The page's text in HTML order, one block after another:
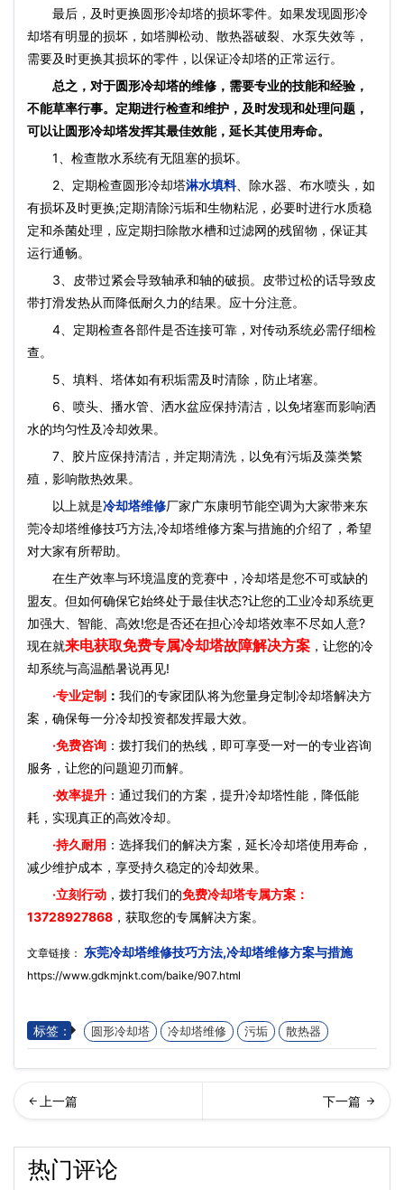
最后，及时更换圆形冷却塔的损坏零件。如果发现圆形冷
却塔有明显的损坏，如塔脚松动、散热器破裂、水泵失效等，
需要及时更换其损坏的零件，以保证冷却塔的正常运行。
总之，对于圆形冷却塔的维修，需要专业的技能和经验，
不能草率行事。定期进行检查和维护，及时发现和处理问题，
可以让圆形冷却塔发挥其最佳效能，延长其使用寿命。
1、检查散水系统有无阻塞的损坏。
2、定期检查圆形冷却塔淋水填料、除水器、布水喷头，如
有损坏及时更换;定期清除污垢和生物粘泥，必要时进行水质稳
定和杀菌处理，应定期扫除散水槽和过滤网的残留物，保证其
运行通畅。
3、皮带过紧会导致轴承和轴的破损。皮带过松的话导致皮
带打滑发热从而降低耐久力的结果。应十分注意。
4、定期检查各部件是否连接可靠，对传动系统必需仔细检
查。
5、填料、塔体如有积垢需及时清除，防止堵塞。
6、喷头、播水管、洒水盆应保持清洁，以免堵塞而影响洒
水的均匀性及冷却效果。
7、胶片应保持清洁，并定期清洗，以免有污垢及藻类繁
殖，影响散热效果。
以上就是冷却塔维修厂家广东康明节能空调为大家带来东
莞冷却塔维修技巧方法,冷却塔维修方案与措施的介绍了，希望
对大家有所帮助。
在生产效率与环境温度的竞赛中，冷却塔是您不可或缺的
盟友。但如何确保它始终处于最佳状态?让您的工业冷却系统更
加强大、智能、高效!您是否还在担心冷却塔效率不尽如人意?
现在就来电获取免费专属冷却塔故障解决方案 ，让您的冷
却系统与高温酷暑说再见!
·专业定制 ： 我们的专家团队将为您量身定制冷却塔解决方
案，确保每一分冷却投资都发挥最大效。
·免费咨询 ：拨打我们的热线，即可享受一对一的专业咨询
服务，让您的问题迎刃而解。
·效率提升 ：通过我们的方案，提升冷却塔性能，降低能
耗，实现真正的高效冷却。
·持久耐用 ：选择我们的解决方案，延长冷却塔使用寿命，
减少维护成本，享受持久稳定的冷却效果。
·立刻行动 ，拨打我们的免费冷却塔专属方案：
13728927868 ，获取您的专属解决方案。
文章链接： 东莞冷却塔维修技巧方法,冷却塔维修方案与措施
https://www.gdkmjnkt.com/baike/907.html
标签： 圆形冷却塔 冷却塔维修 污垢 散热器
塔维修厂家…
热门评论